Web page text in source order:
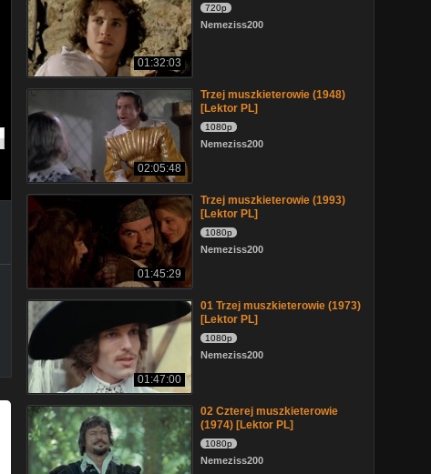
01:32:03
720p
Nemeziss200
02:05:48
Trzej muszkieterowie (1948)
[Lektor PL]
1080p
Nemeziss200
01:45:29
Trzej muszkieterowie (1993)
[Lektor PL]
1080p
Nemeziss200
01:47:00
01 Trzej muszkieterowie (1973)
[Lektor PL]
1080p
Nemeziss200
02 Czterej muszkieterowie
(1974) [Lektor PL]
1080p
Nemeziss200